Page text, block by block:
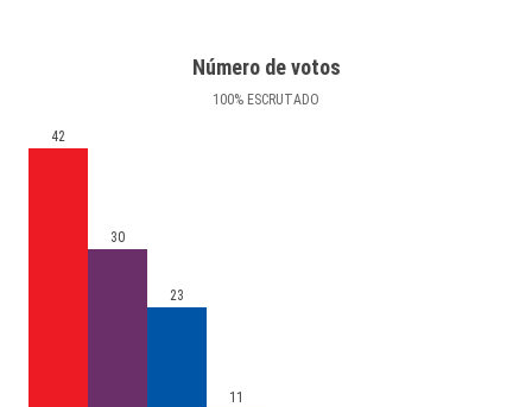
Número de votos
100% ESCRUTADO
42
30
23
11